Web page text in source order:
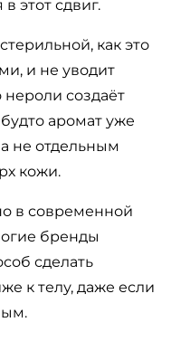
этот сдвиг.
как это
и не уводит
нероли создаёт
аромат уже
не отдельным
кожи.
в современной
бренды
сделать
к телу, даже если